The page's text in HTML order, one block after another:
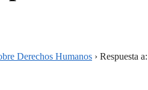
Derechos Humanos › Respuesta